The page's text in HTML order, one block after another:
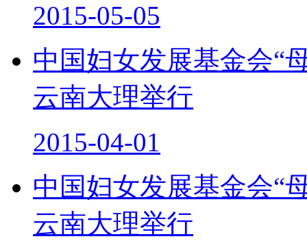
2015-05-05
中国妇女发展基金会“
云南大理举行
2015-04-01
中国妇女发展基金会“
云南大理举行